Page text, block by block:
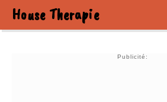
House Therapie
Publicité: